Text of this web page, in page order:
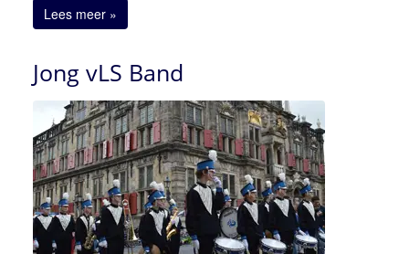
Lees meer »
Jong vLS Band